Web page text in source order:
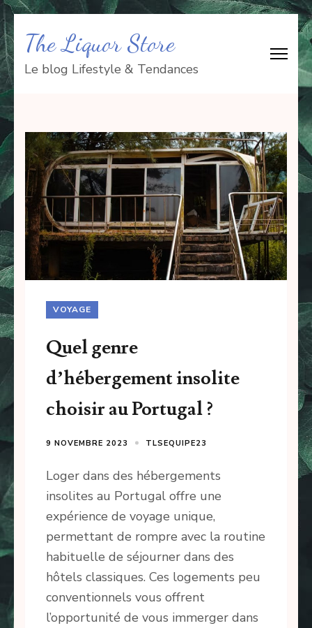
Aller
au
contenu
(Pressez
Entrée)
The Liquor Store
Le blog Lifestyle & Tendances
VOYAGE
Quel genre
d’hébergement insolite
choisir au Portugal ?
9 NOVEMBRE 2023 TLSEQUIPE23
Loger dans des hébergements
insolites au Portugal offre une
expérience de voyage unique,
permettant de rompre avec la routine
habituelle de séjourner dans des
hôtels classiques. Ces logements peu
conventionnels vous offrent
l’opportunité de vous immerger dans